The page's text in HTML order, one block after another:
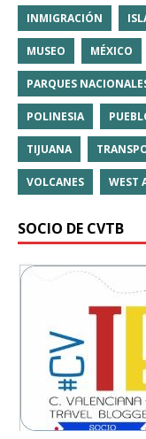
INMIGRACIÓN
MUSEO MÉXICO
PARQUES
POLINESIA
TIJUANA
VOLCANES WEST
SOCIO DE CVTB